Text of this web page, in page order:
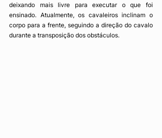
deixando mais livre para executar o que foi
ensinado. Atualmente, os cavaleiros inclinam o
corpo para a frente, seguindo a direção do cavalo
durante a transposição dos obstáculos.